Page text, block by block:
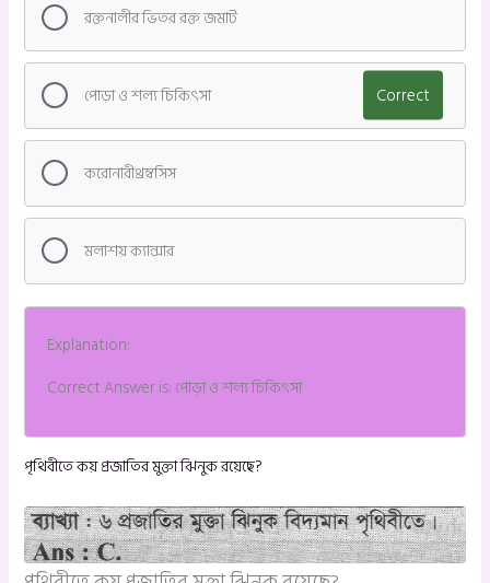
রক্তনালীর ভিতর রক্ত জমাট
পোড়া ও শল্য চিকিৎসা Correct
করোনারীথ্রম্বসিস
মলাশয় ক্যান্সার
Explanation:
Correct Answer is: পোড়া ও শল্য চিকিৎসা
পৃথিবীতে কয় প্রজাতির মুক্তা ঝিনুক রয়েছে?